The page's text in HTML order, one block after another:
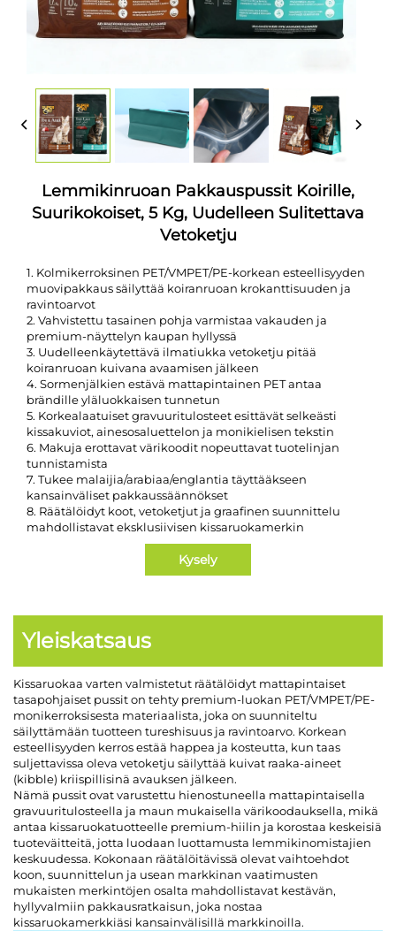
Lemmikinruoan Pakkauspussit Koirille,
Suurikokoiset, 5 Kg, Uudelleen Sulitettava
Vetoketju
1. Kolmikerroksinen PET/VMPET/PE-korkean esteellisyyden
muovipakkaus säilyttää koiranruoan krokanttisuuden ja
ravintoarvot
2. Vahvistettu tasainen pohja varmistaa vakauden ja
premium-näyttelyn kaupan hyllyssä
3. Uudelleenkäytettävä ilmatiukka vetoketju pitää
koiranruoan kuivana avaamisen jälkeen
4. Sormenjälkien estävä mattapintainen PET antaa
brändille yläluokkaisen tunnetun
5. Korkealaatuiset gravuuritulosteet esittävät selkeästi
kissakuviot, ainesosaluettelon ja monikielisen tekstin
6. Makuja erottavat värikoodit nopeuttavat tuotelinjan
tunnistamista
7. Tukee malaijia/arabiaa/englantia täyttääkseen
kansainväliset pakkaussäännökset
8. Räätälöidyt koot, vetoketjut ja graafinen suunnittelu
mahdollistavat eksklusiivisen kissaruokamerkin
Kysely
Yleiskatsaus
Kissaruokaa varten valmistetut räätälöidyt mattapintaiset
tasapohjaiset pussit on tehty premium-luokan PET/VMPET/PE-
monikerroksisesta materiaalista, joka on suunniteltu
säilyttämään tuotteen tureshisuus ja ravintoarvo. Korkean
esteellisyyden kerros estää happea ja kosteutta, kun taas
suljettavissa oleva vetoketju säilyttää kuivat raaka-aineet
(kibble) kriispillisinä avauksen jälkeen.
Nämä pussit ovat varustettu hienostuneella mattapintaisella
gravuuritulosteella ja maun mukaisella värikoodauksella, mikä
antaa kissaruokatuotteelle premium-hiilin ja korostaa keskeisiä
tuoteväitteitä, jotta luodaan luottamusta lemmikinomistajien
keskuudessa. Kokonaan räätälöitävissä olevat vaihtoehdot
koon, suunnittelun ja usean markkinan vaatimusten
mukaisten merkintöjen osalta mahdollistavat kestävän,
hyllyvalmiin pakkausratkaisun, joka nostaa
kissaruokamerkkiäsi kansainvälisillä markkinoilla.